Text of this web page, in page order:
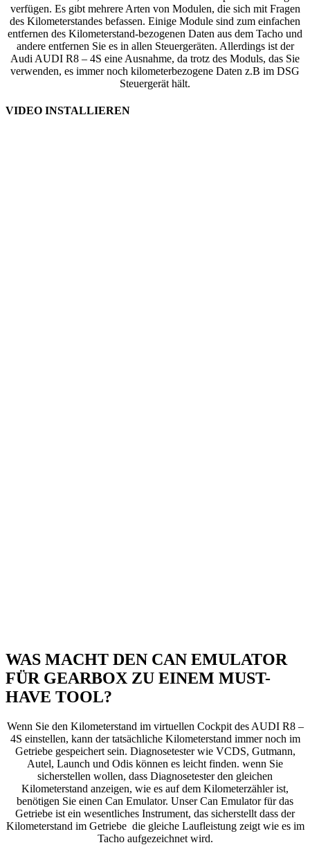
verfügen. Es gibt mehrere Arten von Modulen, die sich mit Fragen
des Kilometerstandes befassen. Einige Module sind zum einfachen
entfernen des Kilometerstand-bezogenen Daten aus dem Tacho und
andere entfernen Sie es in allen Steuergeräten. Allerdings ist der
Audi AUDI R8 – 4S eine Ausnahme, da trotz des Moduls, das Sie
verwenden, es immer noch kilometerbezogene Daten z.B im DSG
Steuergerät hält.
VIDEO INSTALLIEREN
WAS MACHT DEN CAN EMULATOR
FÜR GEARBOX ZU EINEM MUST-
HAVE TOOL?
Wenn Sie den Kilometerstand im virtuellen Cockpit des AUDI R8 –
4S einstellen, kann der tatsächliche Kilometerstand immer noch im
Getriebe gespeichert sein. Diagnosetester wie VCDS, Gutmann,
Autel, Launch und Odis können es leicht finden. wenn Sie
sicherstellen wollen, dass Diagnosetester den gleichen
Kilometerstand anzeigen, wie es auf dem Kilometerzähler ist,
benötigen Sie einen Can Emulator. Unser Can Emulator für das
Getriebe ist ein wesentliches Instrument, das sicherstellt dass der
Kilometerstand im Getriebe die gleiche Laufleistung zeigt wie es im
Tacho aufgezeichnet wird.